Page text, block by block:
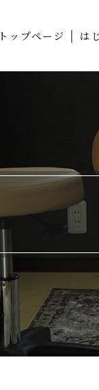
トップページ は